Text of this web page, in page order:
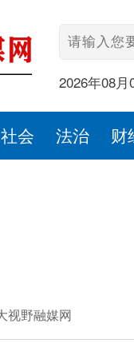
2026年08
社会 法治 财
视野融媒网